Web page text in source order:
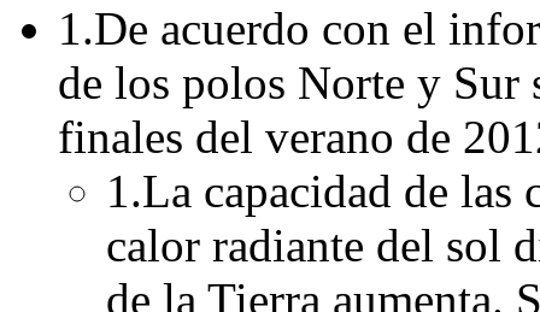
1.De acuerdo con el
de los polos Norte y Sur
finales del verano de
1.La capacidad de las
calor radiante del sol
de la Tierra aumenta.